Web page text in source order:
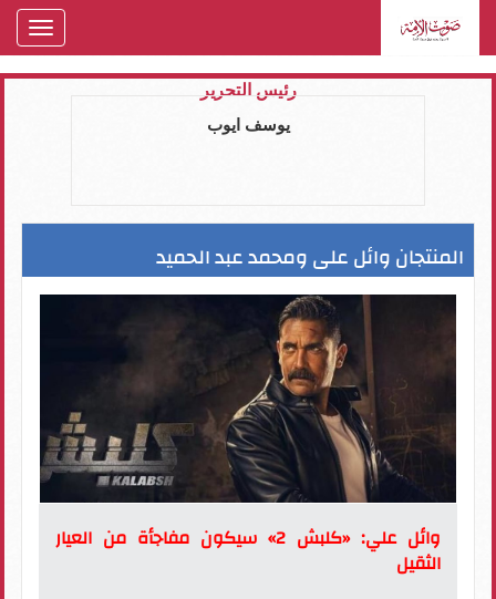
رئيس التحرير
يوسف ايوب
المنتجان وائل على ومحمد عبد الحميد
وائل علي: «كلبش 2» سيكون مفاجأة من العيار
الثقيل